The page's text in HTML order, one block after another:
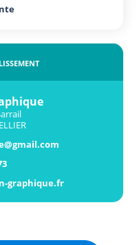
graphique.fr